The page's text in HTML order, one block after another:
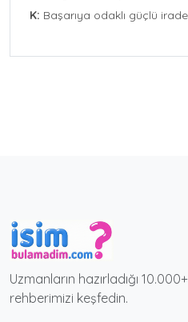
K: Başarıya odaklı güçlü
Uzmanların hazırladığı
rehberimizi keşfedin.